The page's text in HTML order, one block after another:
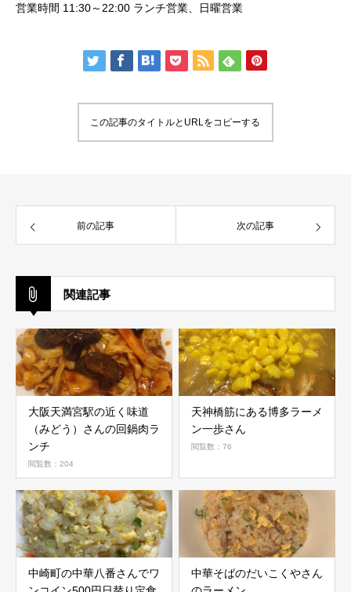
営業時間 11:30～22:00 ランチ営業、日曜営業
この記事のタイトルとURLをコピーする
前の記事 次の記事
関連記事
大阪天満宮駅の近く味道
（みどう）さんの回鍋肉ラ
ンチ
閲覧数：204
天神橋筋にある博多ラーメ
ン一歩さん
閲覧数：76
中崎町の中華八番さんでワ
中華そばのだいこくやさん